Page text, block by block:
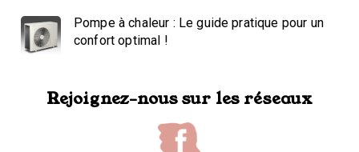
Pompe à chaleur : Le guide pratique pour un
confort optimal !
Rejoignez-nous sur les réseaux